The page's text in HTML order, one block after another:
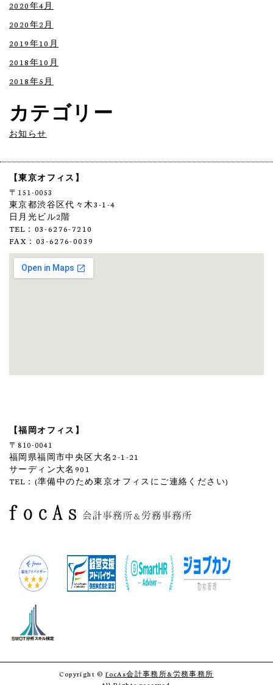
2020年4月
2020年2月
2019年10月
2018年10月
2018年5月
カテゴリー
お知らせ
【東京オフィス】
〒151-0053
東京都渋谷区代々木3-1-4
日月光ビル2階
TEL：03-6276-7210
FAX：03-6276-0039
【福岡オフィス】
〒810-0041
福岡県福岡市中央区大名2-1-21
サーディン大名901
TEL：(準備中のため東京オフィスにご連絡ください)
Copyright ©focAs会計事務所&労務事務所